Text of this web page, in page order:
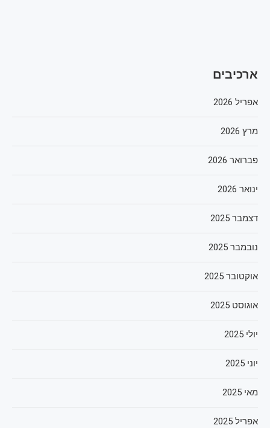
ארכיבים
אפריל 2026
מרץ 2026
פברואר 2026
ינואר 2026
דצמבר 2025
נובמבר 2025
אוקטובר 2025
אוגוסט 2025
יולי 2025
יוני 2025
מאי 2025
אפריל 2025